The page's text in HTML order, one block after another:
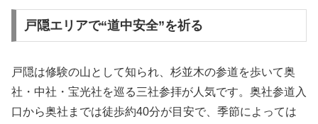
戸隠エリアで“道中安全”を祈る
戸隠は修験の山として知られ、杉並木の参道を歩いて奥
社・中社・宝光社を巡る三社参拝が人気です。奥社参道入
口から奥社までは徒歩約40分が目安で、季節によっては